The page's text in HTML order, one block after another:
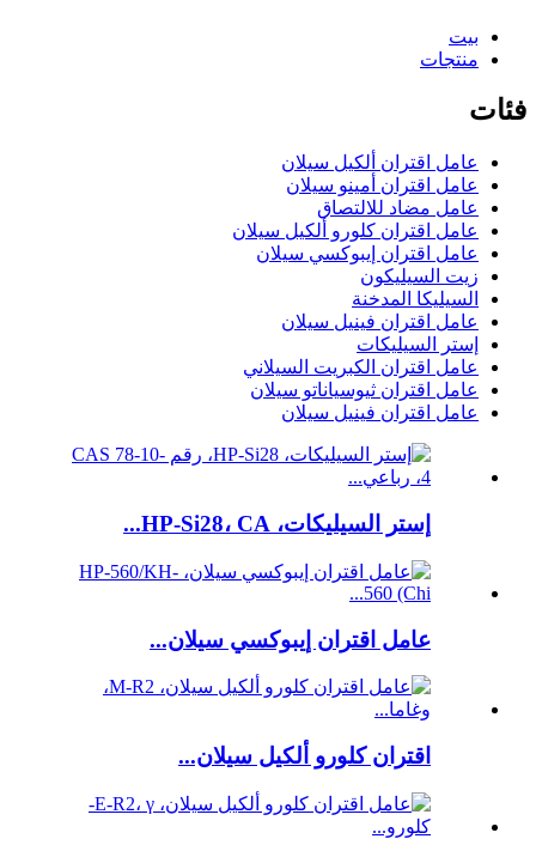
بيت
منتجات
فئات
عامل اقتران ألكيل سيلان
عامل اقتران أمينو سيلان
عامل مضاد للالتصاق
عامل اقتران كلورو ألكيل سيلان
عامل اقتران إيبوكسي سيلان
زيت السيليكون
السيليكا المدخنة
عامل اقتران فينيل سيلان
إستر السيليكات
عامل اقتران الكبريت السيلاني
عامل اقتران ثيوسياناتو سيلان
عامل اقتران فينيل سيلان
إستر السيليكات، HP-Si28، CA...
عامل اقتران إيبوكسي سيلان...
اقتران كلورو ألكيل سيلان...